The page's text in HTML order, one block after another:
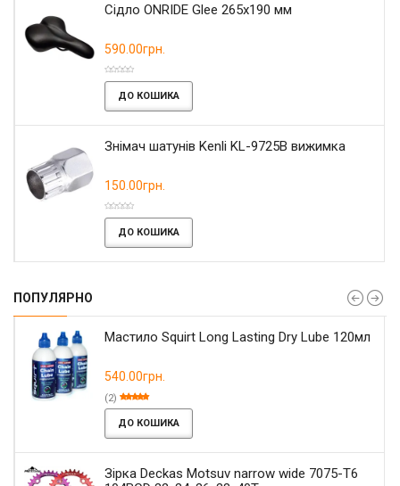
Сідло ONRIDE Glee 265x190 мм
590.00грн.
ДО КОШИКА
Знімач шатунів Kenli KL-9725B вижимка
150.00грн.
ДО КОШИКА
ПОПУЛЯРНО
Мастило Squirt Long Lasting Dry Lube 120мл
540.00грн.
(2)
ДО КОШИКА
Зірка Deckas Motsuv narrow wide 7075-T6